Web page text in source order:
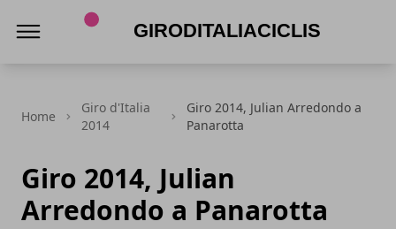
Home
Giro d'Italia
2014
Giro 2014, Julian Arredondo a
Panarotta
Giro 2014, Julian
Arredondo a Panarotta